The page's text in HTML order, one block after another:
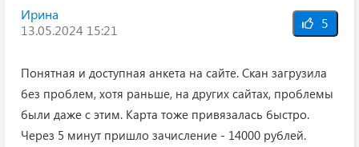
Ирина
13.05.2024 15:21
5
Понятная и доступная анкета на сайте. Скан загрузила
без проблем, хотя раньше, на других сайтах, проблемы
были даже с этим. Карта тоже привязалась быстро.
Через 5 минут пришло зачисление - 14000 рублей.